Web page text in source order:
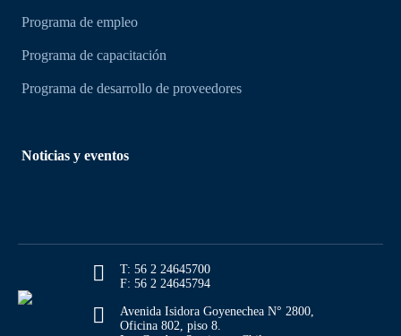
Programa de empleo
Programa de capacitación
Programa de desarrollo de proveedores
Noticias y eventos
T: 56 2 24645700
F: 56 2 24645794
Avenida Isidora Goyenechea N° 2800,
Oficina 802, piso 8.